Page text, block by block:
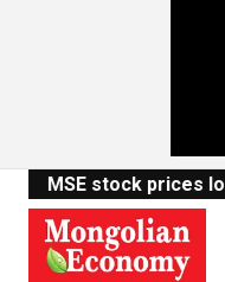
MSE stock prices